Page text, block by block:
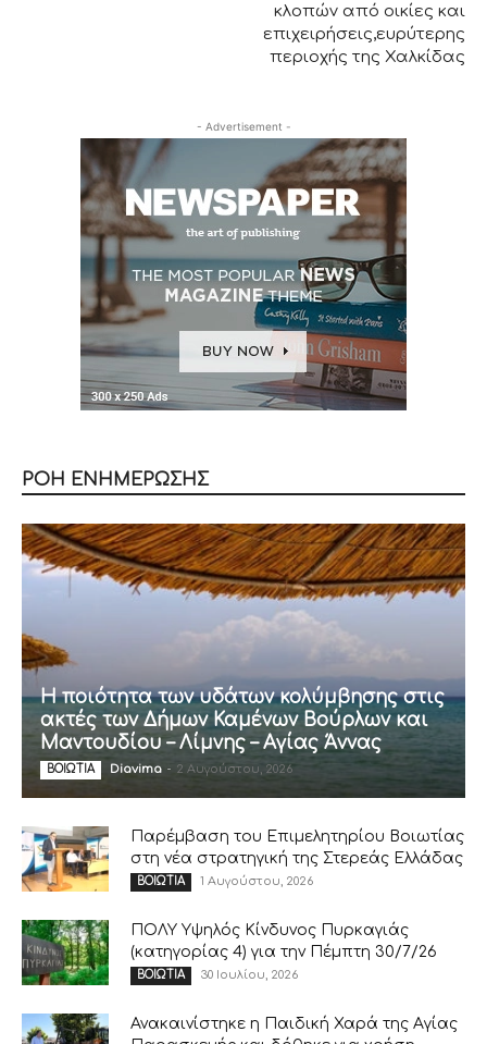
κλοπών από οικίες και
επιχειρήσεις,ευρύτερης
περιοχής της Χαλκίδας
- Advertisement -
ΡΟΗ ΕΝΗΜΕΡΩΣΗΣ
Η ποιότητα των υδάτων κολύμβησης στις
ακτές των Δήμων Καμένων Βούρλων και
Μαντουδίου – Λίμνης – Αγίας Άννας
ΒΟΙΩΤΙΑ Diavima - 2 Αυγούστου, 2026
Παρέμβαση του Επιμελητηρίου Βοιωτίας
στη νέα στρατηγική της Στερεάς Ελλάδας
ΒΟΙΩΤΙΑ 1 Αυγούστου, 2026
ΠΟΛΥ Υψηλός Κίνδυνος Πυρκαγιάς
(κατηγορίας 4) για την Πέμπτη 30/7/26
ΒΟΙΩΤΙΑ 30 Ιουλίου, 2026
Ανακαινίστηκε η Παιδική Χαρά της Αγίας